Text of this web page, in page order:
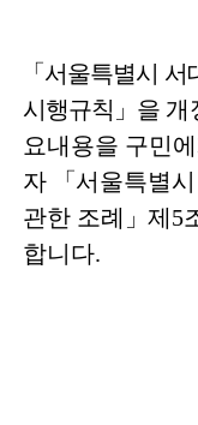
「 서울특별시 서
시행규칙 」을 개
요내용을 구민
자
「 서울특별
관한 조례 」 제 5
합니다.